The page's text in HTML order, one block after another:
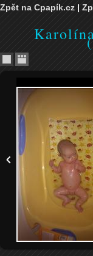
Zpět na Cpapík.cz |